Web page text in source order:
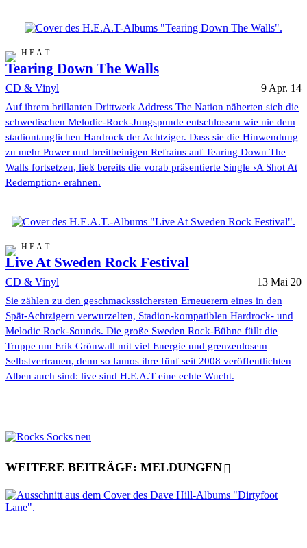
H.E.A.T
Tearing Down The Walls
CD & Vinyl 9 Apr. 14
Auf ihrem brillanten Drittwerk Address The Nation näherten sich die
schwedischen Melodic-Rock-Jungspunde entschlossen wie nie dem
stadiontauglichen Hardrock der Achtziger. Dass sie die Hinwendung
zu mehr Power und breitbeinigen Refrains auf Tearing Down The
Walls fortsetzen, ließ bereits die vorab präsentierte Single ›A Shot At
Redemption‹ erahnen.
H.E.A.T
Live At Sweden Rock Festival
CD & Vinyl 13 Mai 20
Sie zählen zu den geschmackssichersten Erneuerern eines in den
Spät-Achtzigern verwurzelten, Stadion-kompatiblen Hardrock- und
Melodic Rock-Sounds. Die große Sweden Rock-Bühne füllt die
Truppe um Erik Grönwall mit viel Energie und grenzenlosem
Selbstvertrauen, denn so famos ihre fünf seit 2008 veröffentlichten
Alben auch sind: live sind H.E.A.T eine echte Wucht.
WEITERE BEITRÄGE: MELDUNGEN